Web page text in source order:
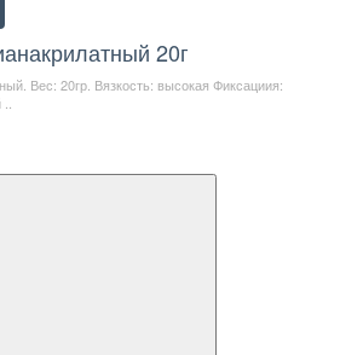
20г
Вес: 20гр. Вязкость: высокая Фиксациия: